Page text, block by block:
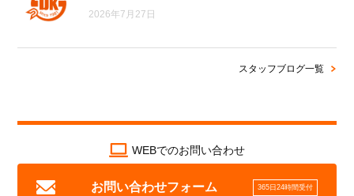
2026年7月27日
スタッフブログ一覧
WEBでのお問い合わせ
お問い合わせフォーム 365日24時間受付